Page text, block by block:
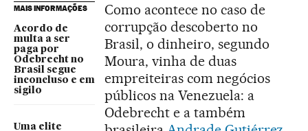
MAIS INFORMAÇÕES
Acordo de
multa a ser
paga por
Odebrecht no
Brasil segue
inconcluso e em
sigilo
Uma elite
Como acontece no caso de
corrupção descoberto no
Brasil, o dinheiro, segundo
Moura, vinha de duas
empreiteiras com negócios
públicos na Venezuela: a
Odebrecht e a também